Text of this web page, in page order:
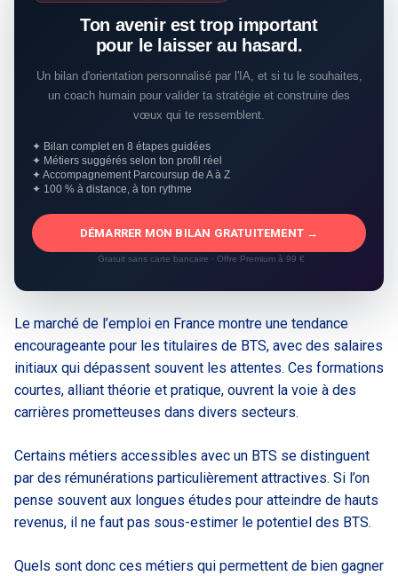
Ton avenir est trop important
pour le laisser au hasard.
Un bilan d'orientation personnalisé par l'IA, et si tu le souhaites,
un coach humain pour valider ta stratégie et construire des
vœux qui te ressemblent.
✦ Bilan complet en 8 étapes guidées
✦ Métiers suggérés selon ton profil réel
✦ Accompagnement Parcoursup de A à Z
✦ 100 % à distance, à ton rythme
DÉMARRER MON BILAN GRATUITEMENT →
Gratuit sans carte bancaire · Offre Premium à 99 €
Le marché de l’emploi en France montre une tendance
encourageante pour les titulaires de BTS, avec des salaires
initiaux qui dépassent souvent les attentes. Ces formations
courtes, alliant théorie et pratique, ouvrent la voie à des
carrières prometteuses dans divers secteurs.
Certains métiers accessibles avec un BTS se distinguent
par des rémunérations particulièrement attractives. Si l’on
pense souvent aux longues études pour atteindre de hauts
revenus, il ne faut pas sous-estimer le potentiel des BTS.
Quels sont donc ces métiers qui permettent de bien gagner